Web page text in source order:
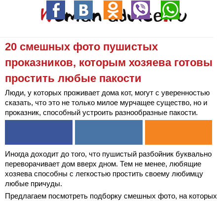
20 смешных фото пушистых
проказников, которым хозяева готовы
простить любые пакости
Люди, у которых проживает дома кот, могут с уверенностью
сказать, что это не только милое мурчащее существо, но и
проказник, способный устроить разнообразные пакости.
Иногда доходит до того, что пушистый разбойник буквально
переворачивает дом вверх дном. Тем не менее, любящие
хозяева способны с легкостью простить своему любимцу
любые причуды.
Предлагаем посмотреть подборку смешных фото, на которых